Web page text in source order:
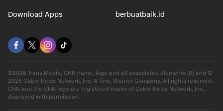
Download Apps berbuatbaik.id
©2026 Trans Media, CNN name, logo and all associated elements (R) and ©
2026 Cable News Network, Inc. A Time Warner Company. All rights reserved.
CNN and the CNN logo are registered marks of Cable News Network, Inc.,
displayed with permission.